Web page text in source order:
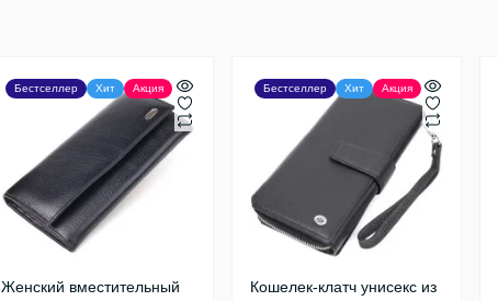
Бестселлер Хит Акция
Женский вместительный
Бестселлер Хит Акция
Кошелек-клатч унисекс из